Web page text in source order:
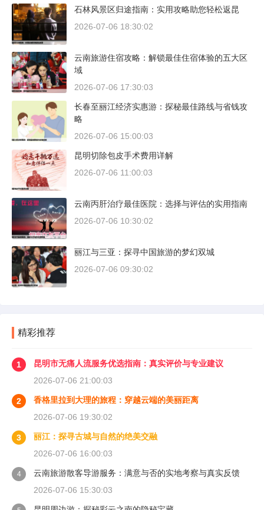
石林风景区归途指南：实用攻略助您轻松返昆
2026-07-06 18:30:02
云南旅游住宿攻略：解锁最佳住宿体验的五大区
域
2026-07-06 17:30:03
长春至丽江经济实惠游：探秘最佳路线与省钱攻
略
2026-07-06 15:00:03
昆明切除包皮手术费用详解
2026-07-06 11:00:03
云南丙肝治疗最佳医院：选择与评估的实用指南
2026-07-06 10:30:02
丽江与三亚：探寻中国旅游的梦幻双城
2026-07-06 09:30:02
精彩推荐
1
昆明市无痛人流服务优选指南：真实评价与专业建议
2026-07-06 21:00:03
2
香格里拉到大理的旅程：穿越云端的美丽距离
2026-07-06 19:30:02
3
丽江：探寻古城与自然的绝美交融
2026-07-06 16:00:03
4
云南旅游散客导游服务：满意与否的实地考察与真实反馈
2026-07-06 15:30:03